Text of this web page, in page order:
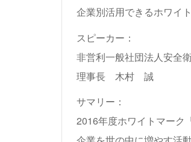
企業別活用できるホワイ
スピーカー：
非営利一般社団法人安全
理事長 木村 誠
サマリー：
2016年度ホワイトマーク